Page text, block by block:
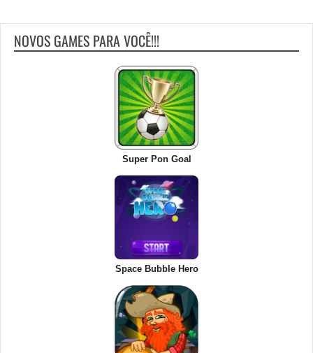
NOVOS GAMES PARA VOCÊ!!!
Super Pon Goal
Space Bubble Hero